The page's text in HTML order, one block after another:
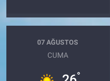
07 AĞUSTOS
CUMA
°